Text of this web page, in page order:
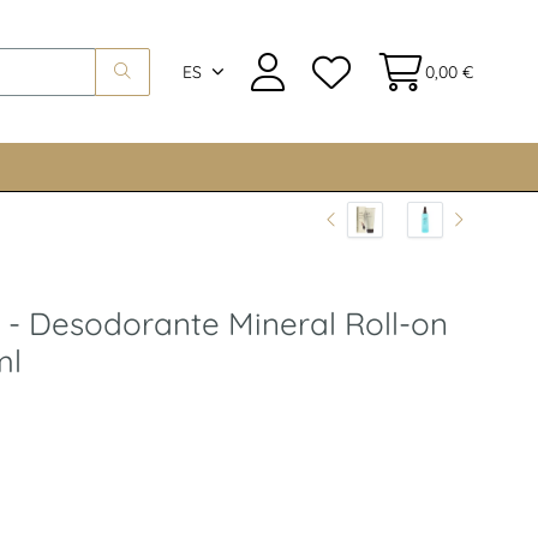
ES 0,00 €
- Desodorante Mineral Roll-on